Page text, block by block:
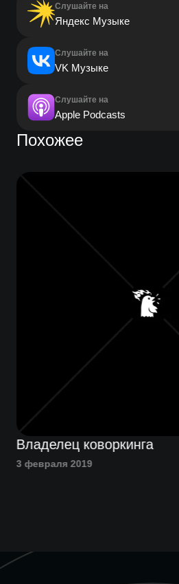
Слушайте на
Яндекс Музыке
Слушайте на
VK Музыке
Слушайте на
Apple Podcasts
Похожее
Владелец коворкинга
3 февраля 2019